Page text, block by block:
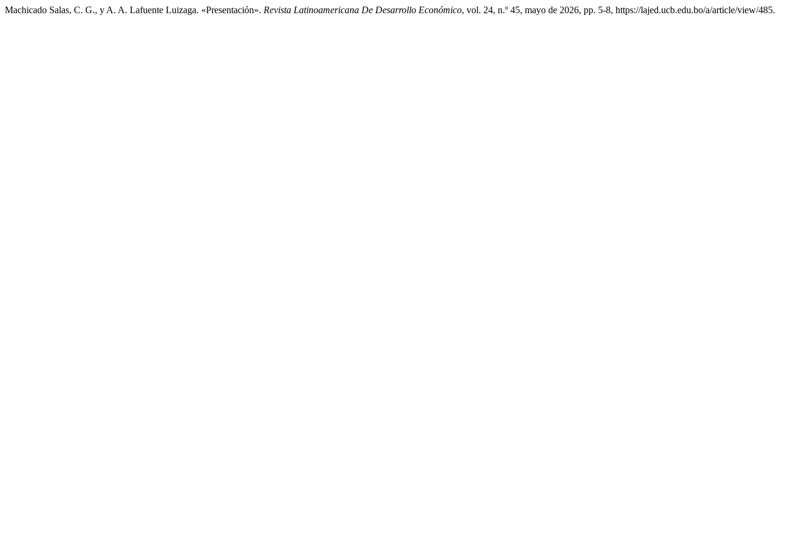
Machicado Salas, C. G., y A. A. Lafuente Luizaga. «Presentación». Revista Latinoamericana De Desarrollo Económico, vol. 24, n.º 45, mayo de 2026, pp. 5-8, https://lajed.ucb.edu.bo/a/article/view/485.